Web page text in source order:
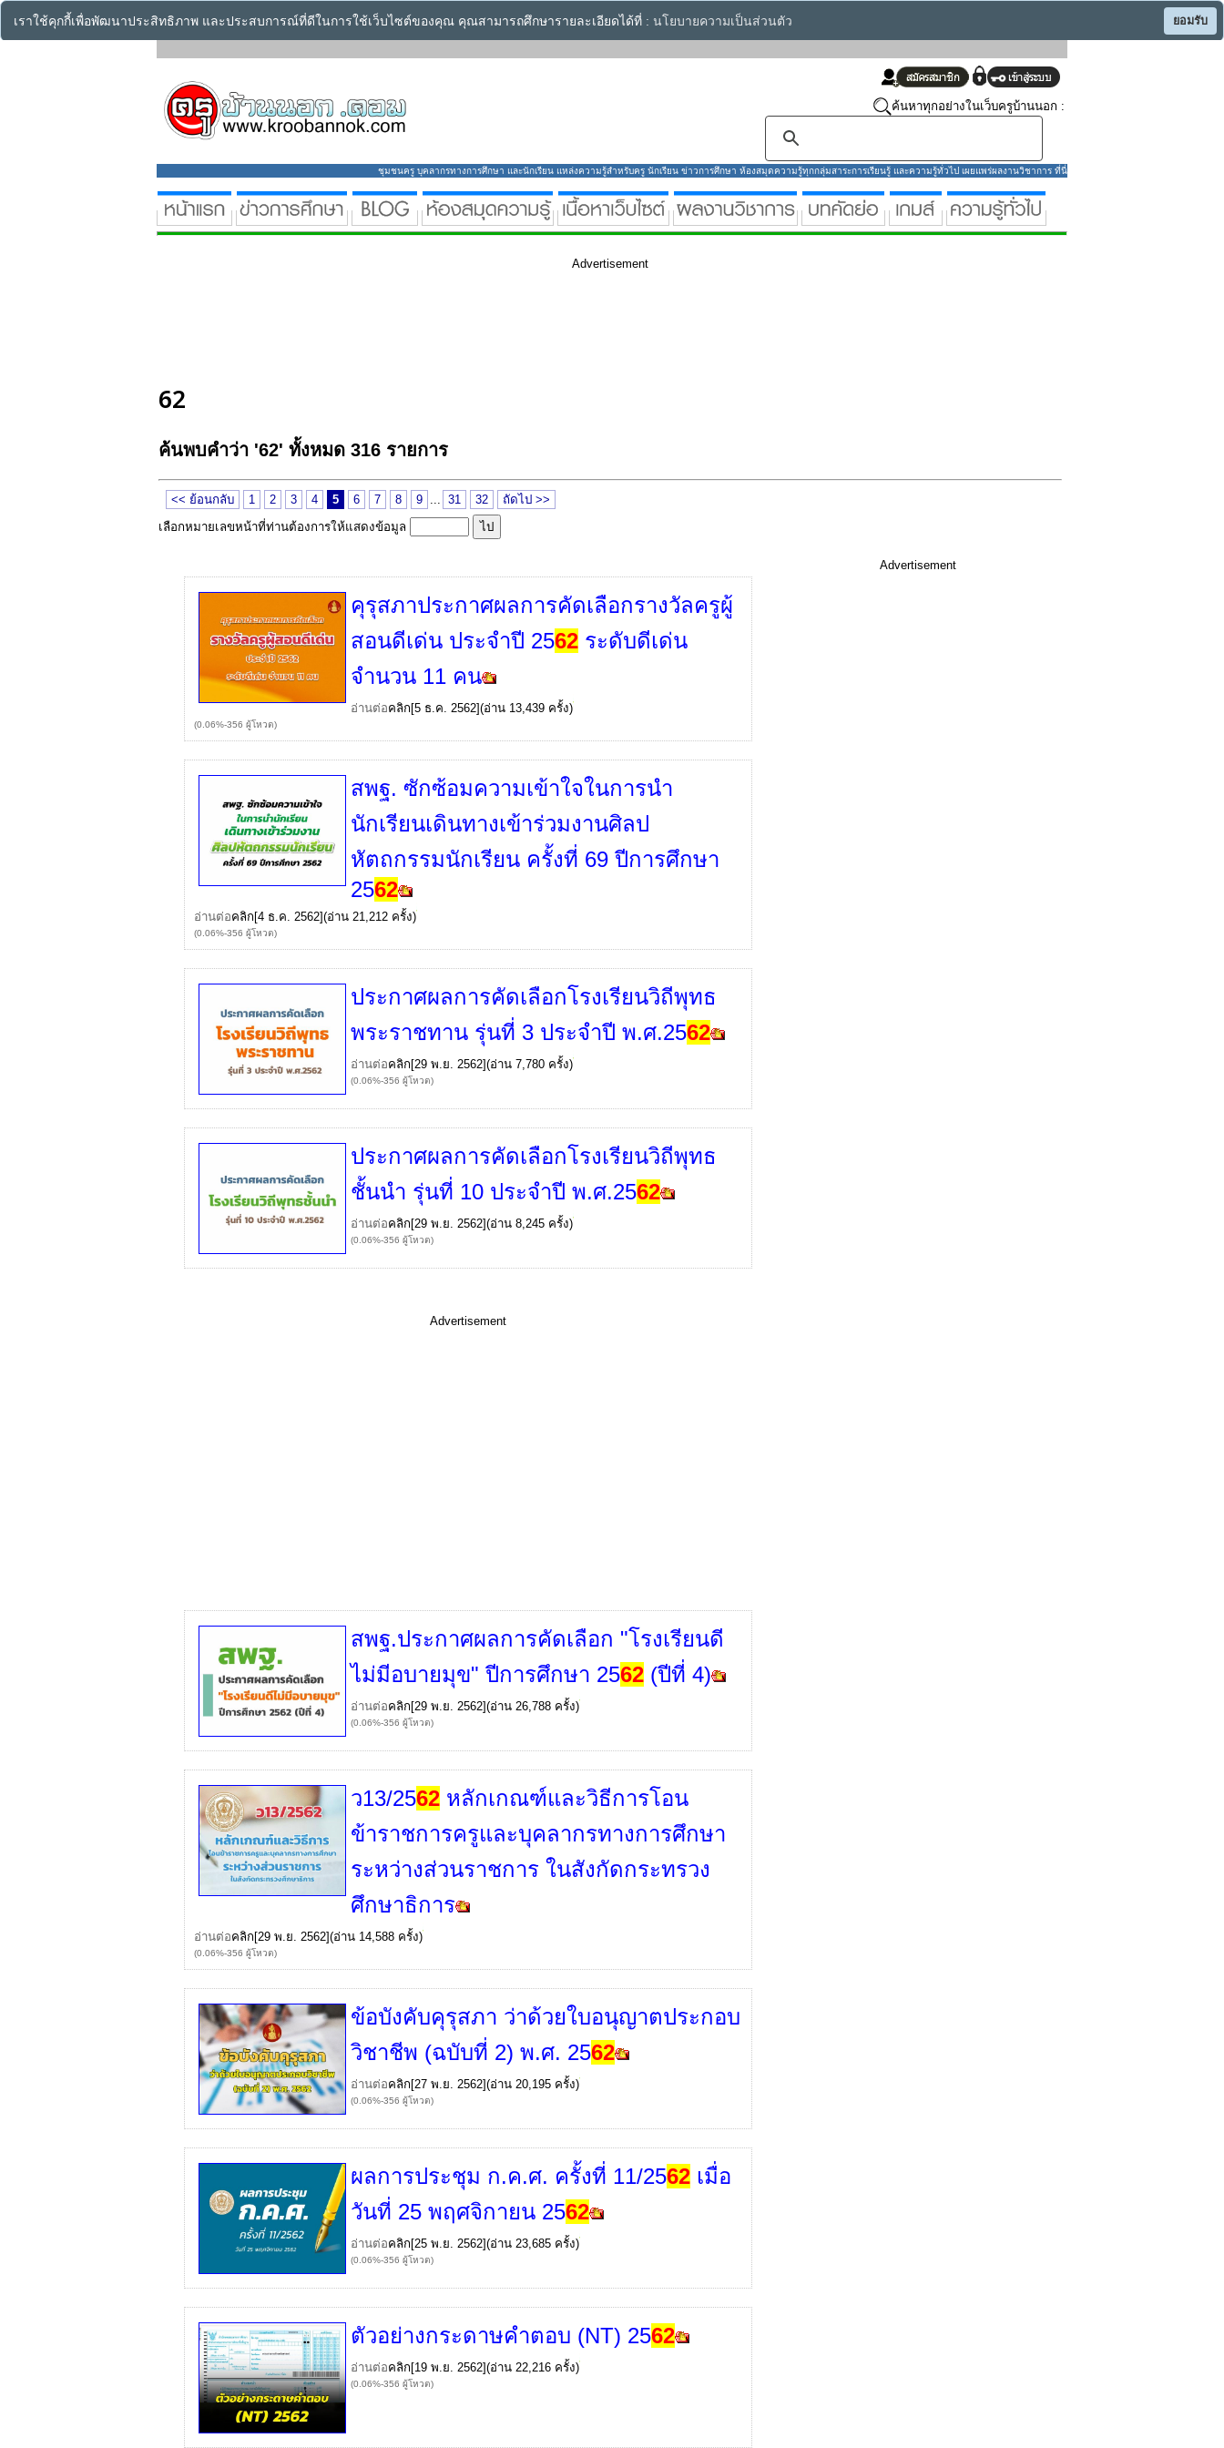
เราใช้คุกกี้เพื่อพัฒนาประสิทธิภาพ และประสบการณ์ที่ดีในการใช้เว็บไซต์ของคุณ คุณสามารถศึกษารายละเอียดได้ที่ : นโยบายความเป็นส่วนตัว ยอมรับ
ค้นหาทุกอย่างในเว็บครูบ้านนอก :
ชุมชนครู บุคลากรทางการศึกษา และนักเรียน แหล่งความรู้สำหรับครู นักเรียน ข่าวการศึกษา ห้องสมุดความรู้ทุกกลุ่มสาระการเรียนรู้ และความรู้ทั่วไป เผยแพร่ผลงานวิชาการ ที่นี่
Advertisement
62
ค้นพบคำว่า '62' ทั้งหมด 316 รายการ
<< ย้อนกลับ 1 2 3 4 5 6 7 8 9 31 32
ถัดไป >>
เลือกหมายเลขหน้าที่ท่านต้องการให้แสดงข้อมูล
คุรุสภาประกาศผลการคัดเลือกรางวัลครูผู้
สอนดีเด่น ประจำปี 2562 ระดับดีเด่น
จำนวน 11 คน
อ่านต่อคลิก[5 ธ.ค. 2562](อ่าน 13,439 ครั้ง)
(0.06%-356 ผู้โหวต)
สพฐ. ซักซ้อมความเข้าใจในการนำ
นักเรียนเดินทางเข้าร่วมงานศิลป
หัตถกรรมนักเรียน ครั้งที่ 69 ปีการศึกษา
2562
อ่านต่อคลิก[4 ธ.ค. 2562](อ่าน 21,212 ครั้ง)
(0.06%-356 ผู้โหวต)
ประกาศผลการคัดเลือกโรงเรียนวิถีพุทธ
พระราชทาน รุ่นที่ 3 ประจำปี พ.ศ.2562
อ่านต่อคลิก[29 พ.ย. 2562](อ่าน 7,780 ครั้ง)
(0.06%-356 ผู้โหวต)
ประกาศผลการคัดเลือกโรงเรียนวิถีพุทธ
ชั้นนำ รุ่นที่ 10 ประจำปี พ.ศ.2562
อ่านต่อคลิก[29 พ.ย. 2562](อ่าน 8,245 ครั้ง)
(0.06%-356 ผู้โหวต)
Advertisement
สพฐ.ประกาศผลการคัดเลือก "โรงเรียนดี
ไม่มีอบายมุข" ปีการศึกษา 2562 (ปีที่ 4)
อ่านต่อคลิก[29 พ.ย. 2562](อ่าน 26,788 ครั้ง)
(0.06%-356 ผู้โหวต)
ว13/2562 หลักเกณฑ์และวิธีการโอน
ข้าราชการครูและบุคลากรทางการศึกษา
ระหว่างส่วนราชการ ในสังกัดกระทรวง
ศึกษาธิการ
อ่านต่อคลิก[29 พ.ย. 2562](อ่าน 14,588 ครั้ง)
(0.06%-356 ผู้โหวต)
ข้อบังคับคุรุสภา ว่าด้วยใบอนุญาตประกอบ
วิชาชีพ (ฉบับที่ 2) พ.ศ. 2562
อ่านต่อคลิก[27 พ.ย. 2562](อ่าน 20,195 ครั้ง)
(0.06%-356 ผู้โหวต)
ผลการประชุม ก.ค.ศ. ครั้งที่ 11/2562 เมื่อ
วันที่ 25 พฤศจิกายน 2562
อ่านต่อคลิก[25 พ.ย. 2562](อ่าน 23,685 ครั้ง)
(0.06%-356 ผู้โหวต)
ตัวอย่างกระดาษคำตอบ (NT) 2562
อ่านต่อคลิก[19 พ.ย. 2562](อ่าน 22,216 ครั้ง)
(0.06%-356 ผู้โหวต)
Advertisement